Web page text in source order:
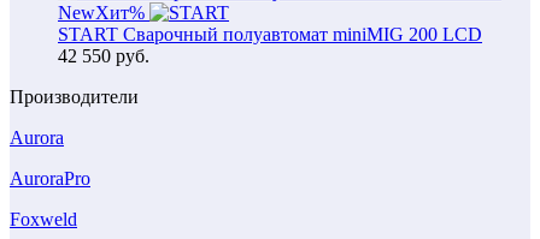
NewХит%
START Сварочный полуавтомат miniMIG 200 LCD
42 550 руб.
Производители
Aurora
AuroraPro
Foxweld